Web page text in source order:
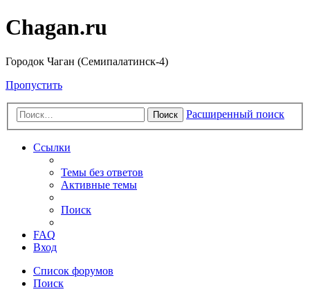
Chagan.ru
Городок Чаган (Семипалатинск-4)
Пропустить
Поиск Расширенный поиск
Ссылки
Темы без ответов
Активные темы
Поиск
FAQ
Вход
Список форумов
Поиск